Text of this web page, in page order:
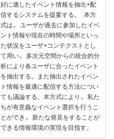
好に適したイベント情報を抽出•配
信するシステムを提案する。 本方
式は, ユーザが過去に参加したイベ
ント情報や現在の時間や場所といっ
た状況をユーザ•コンテクストとし
て用い, 多次元空間からの統合的分
析により各ユーザに合ったイベント
を抽出する。また抽出されたイベン
ト情報を最適に配信する方法につい
ても議論する。本方式により, 私た
ちが有意義なイベント選択を行うこ
とができ, 新たな発見をすることが
できる情報環境の実現を目指す。